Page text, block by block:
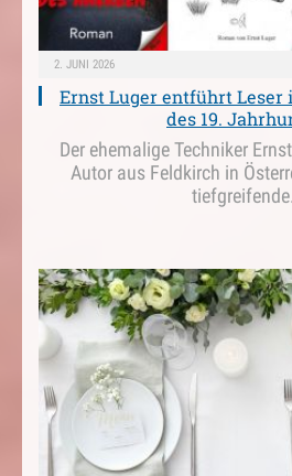
2. JUNI 2026
Ernst Luger entführt Leser
des 19.
Der ehemalige Techniker
Autor aus Feldkirch in